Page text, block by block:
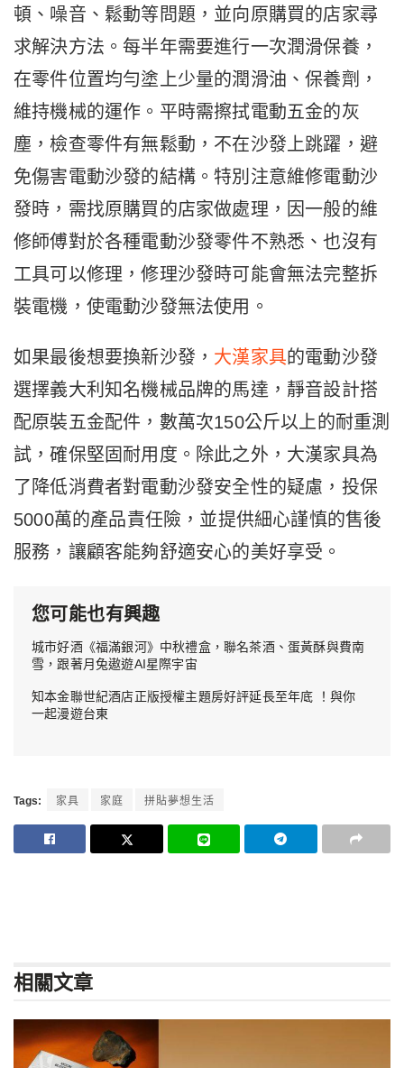
頓、噪音、鬆動等問題，並向原購買的店家尋
求解決方法。每半年需要進行一次潤滑保養，
在零件位置均勻塗上少量的潤滑油、保養劑，
維持機械的運作。平時需擦拭電動五金的灰
塵，檢查零件有無鬆動，不在沙發上跳躍，避
免傷害電動沙發的結構。特別注意維修電動沙
發時，需找原購買的店家做處理，因一般的維
修師傅對於各種電動沙發零件不熟悉、也沒有
工具可以修理，修理沙發時可能會無法完整拆
裝電機，使電動沙發無法使用。
如果最後想要換新沙發， 大漢家具的電動沙發
選擇義大利知名機械品牌的馬達，靜音設計搭
配原裝五金配件，數萬次150公斤以上的耐重測
試，確保堅固耐用度。除此之外，大漢家具為
了降低消費者對電動沙發安全性的疑慮，投保
5000萬的產品責任險，並提供細心謹慎的售後
服務，讓顧客能夠舒適安心的美好享受。
您可能也有興趣
城市好酒《福滿銀河》中秋禮盒，聯名茶酒、蛋黃酥與費南
雪，跟著月兔遨遊AI星際宇宙
知本金聯世紀酒店正版授權主題房好評延長至年底 ！與你
一起漫遊台東
Tags: 家具 家庭 拼貼夢想生活
相關文章